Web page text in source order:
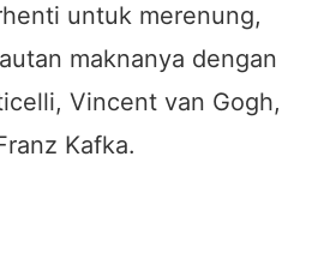
untuk merenung,
maknanya dengan
Vincent van Gogh,
Kafka.